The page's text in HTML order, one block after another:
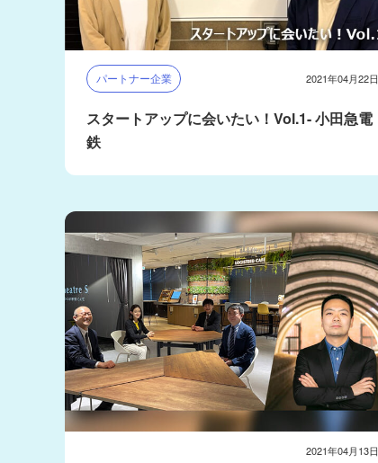
パートナー企業 2021年04月22日
スタートアップに会いたい！Vol.1- 小田急電
鉄
2021年04月13日